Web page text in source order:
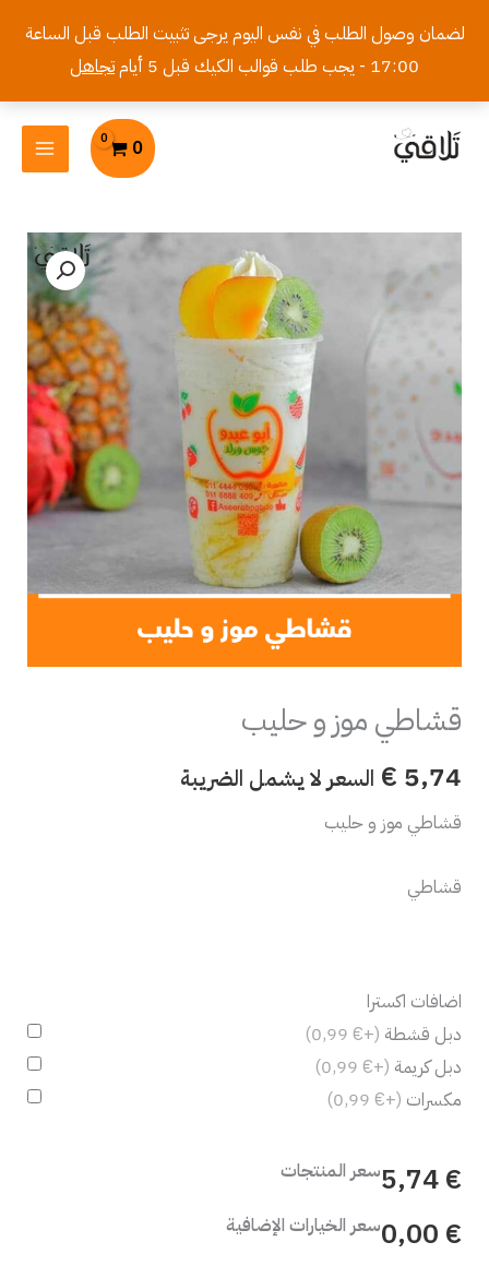
لضمان وصول الطلب في نفس اليوم يرجى تثبيت الطلب قبل الساعة
17:00 - يجب طلب قوالب الكيك قبل 5 أيام
تجاهل
0
قشاطي موز و حليب
€ 5,74 السعر لا يشمل الضريبة
قشاطي موز و حليب
قشاطي
اضافات اكسترا
دبل قشطة (+€ 0,99)
دبل كريمة (+€ 0,99)
مكسرات (+€ 0,99)
سعر المنتجات € 5,74
سعر الخيارات الإضافية € 0,00
قشاطي
حليب